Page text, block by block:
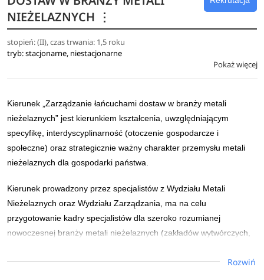
NIEŻELAZNYCH ⋮
stopień: (II), czas trwania: 1,5 roku
tryb: stacjonarne, niestacjonarne
Pokaż więcej
Kierunek „Zarządzanie łańcuchami dostaw w branży metali
nieżelaznych” jest kierunkiem kształcenia, uwzględniającym
specyfikę, interdyscyplinarność (otoczenie gospodarcze i
społeczne) oraz strategicznie ważny charakter przemysłu metali
nieżelaznych dla gospodarki państwa.
Kierunek prowadzony przez specjalistów z Wydziału Metali
Nieżelaznych oraz Wydziału Zarządzania, ma na celu
przygotowanie kadry specjalistów dla szeroko rozumianej
nowoczesnej branży metali nieżelaznych (zakładów wytwórczych,
charakteryzujących się wszechstronną i interdyscyplinarną wiedzą
Rozwiń